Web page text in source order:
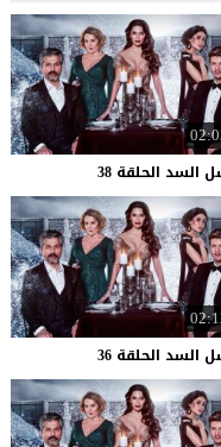
السد الحلقة 38
السد الحلقة 36